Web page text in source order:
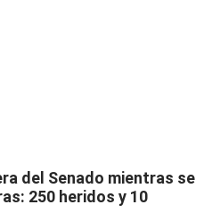
del Senado mientras se
250 heridos y 10